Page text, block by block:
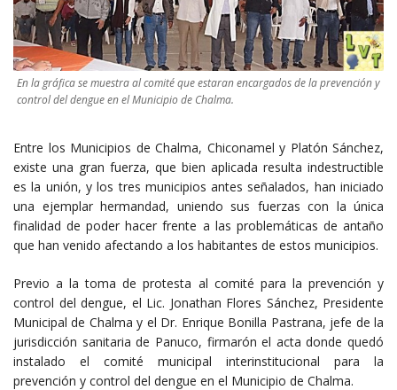
En la gráfica se muestra al comité que estaran encargados de la prevención y
control del dengue en el Municipio de Chalma.
Entre los Municipios de Chalma, Chiconamel y Platón Sánchez,
existe una gran fuerza, que bien aplicada resulta indestructible
es la unión, y los tres municipios antes señalados, han iniciado
una ejemplar hermandad, uniendo sus fuerzas con la única
finalidad de poder hacer frente a las problemáticas de antaño
que han venido afectando a los habitantes de estos municipios.
Previo a la toma de protesta al comité para la prevención y
control del dengue, el Lic. Jonathan Flores Sánchez, Presidente
Municipal de Chalma y el Dr. Enrique Bonilla Pastrana, jefe de la
jurisdicción sanitaria de Panuco, firmarón el acta donde quedó
instalado el comité municipal interinstitucional para la
prevención y control del dengue en el Municipio de Chalma.